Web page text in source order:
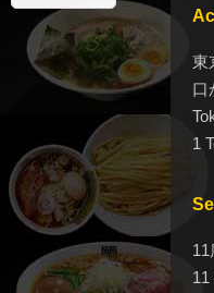
東
口
1
11
11